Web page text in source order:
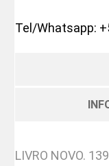
Tel/Whatsapp:
LIVRO NOVO.